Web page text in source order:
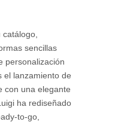
catálogo,
sencillas
personalización
el lanzamiento de
con una elegante
ha rediseñado
to-go,